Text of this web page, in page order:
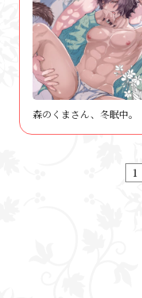
森のくまさん、冬眠中。
1